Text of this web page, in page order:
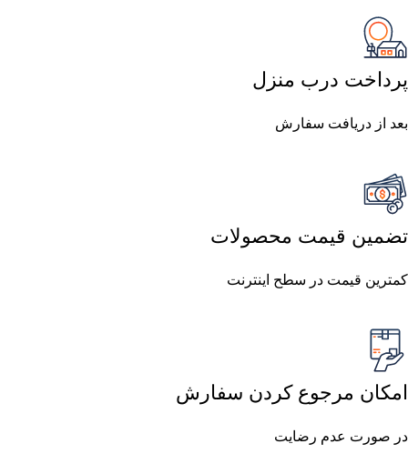
پرداخت درب منزل
بعد از دریافت سفارش
تضمین قیمت محصولات
کمترین قیمت در سطح اینترنت
امکان مرجوع کردن سفارش
در صورت عدم رضایت